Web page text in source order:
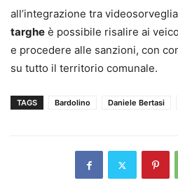
all’integrazione tra
targhe è possibile risalire ai
e procedere alle sanzioni, con
su tutto il territorio comunale.
TAGS Bardolino Daniele Bertasi